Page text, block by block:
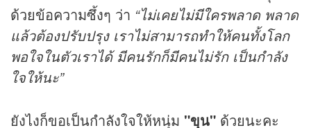
ด้วยข้อความซึ้งๆ ว่า “ไม่เคยไม่มีใครพลาด พลาด
แล้วต้องปรับปรุง เราไม่สามารถทำให้คนทั้งโลก
พอใจในตัวเราได้ มีคนรักก็มีคนไม่รัก เป็นกำลัง
ใจให้นะ”
ยังไงก็ขอเป็นกำลังใจให้หนุ่ม "ขุน" ด้วยนะคะ